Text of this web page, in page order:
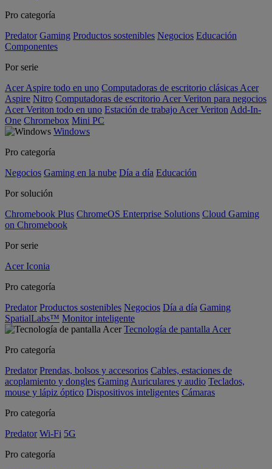
Pro categoría
Predator Gaming Productos sostenibles Negocios Educación
Componentes
Por serie
Acer Aspire todo en uno Computadoras de escritorio clásicas Acer
Aspire Nitro Computadoras de escritorio Acer Veriton para negocios
Acer Veriton todo en uno Estación de trabajo Acer Veriton Add-In-
One Chromebox Mini PC
Windows
Pro categoría
Negocios Gaming en la nube Día a día Educación
Por solución
Chromebook Plus ChromeOS Enterprise Solutions Cloud Gaming
on Chromebook
Por serie
Acer Iconia
Pro categoría
Predator Productos sostenibles Negocios Día a día Gaming
SpatialLabs™ Monitor inteligente
Tecnología de pantalla Acer
Pro categoría
Predator Prendas, bolsos y accesorios Cables, estaciones de
acoplamiento y dongles Gaming Auriculares y audio Teclados,
mouse y lápiz óptico Dispositivos inteligentes Cámaras
Pro categoría
Predator Wi-Fi 5G
Pro categoría